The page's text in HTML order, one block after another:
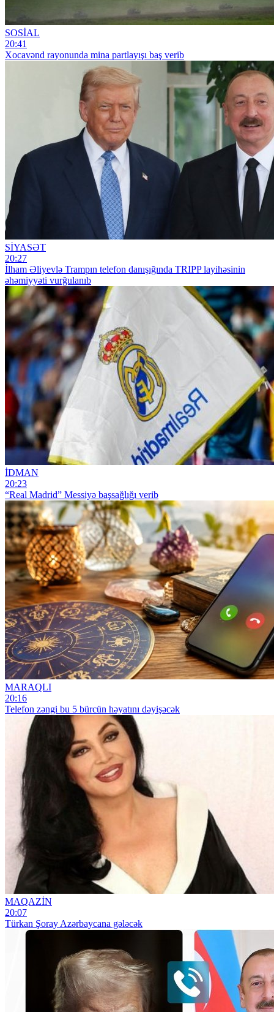
SOSİAL
20:41
Xocavənd rayonunda mina partlayışı baş verib
SİYASƏT
20:27
İlham Əliyevlə Trampın telefon danışığında TRIPP layihəsinin
əhəmiyyəti vurğulanıb
İDMAN
20:23
“Real Madrid” Messiyə başsağlığı verib
MARAQLI
20:16
Telefon zəngi bu 5 bürcün həyatını dəyişəcək
MAQAZİN
20:07
Türkan Şoray Azərbaycana gələcək